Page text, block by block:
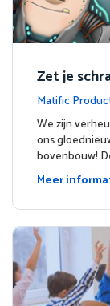
Zet je
or de
Matific
We zijn
ons
bovenbouw!
Meer